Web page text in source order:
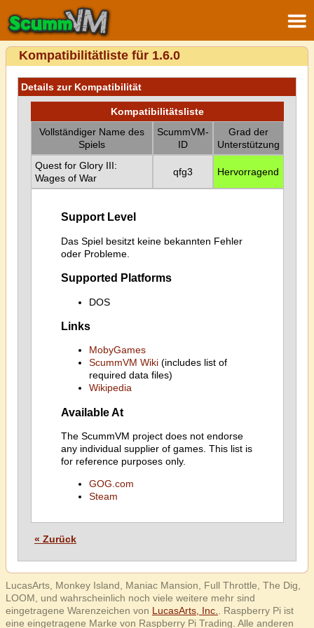
Kompatibilitätliste für 1.6.0
Details zur Kompatibilität
Kompatibilitätsliste
Vollständiger Name des
Spiels
ScummVM-
ID
Grad der
Unterstützung
Quest for Glory III:
Wages of War
qfg3 Hervorragend
Support Level
Das Spiel besitzt keine bekannten Fehler
oder Probleme.
Supported Platforms
DOS
Links
MobyGames
ScummVM Wiki(includes list of
required data files)
Wikipedia
Available At
The ScummVM project does not endorse
any individual supplier of games. This list is
for reference purposes only.
GOG.com
Steam
« Zurück
LucasArts, Monkey Island, Maniac Mansion, Full Throttle, The Dig,
LOOM, und wahrscheinlich noch viele weitere mehr sind
eingetragene Warenzeichen von LucasArts, Inc.
. Raspberry Pi ist
eine eingetragene Marke von Raspberry Pi Trading. Alle anderen